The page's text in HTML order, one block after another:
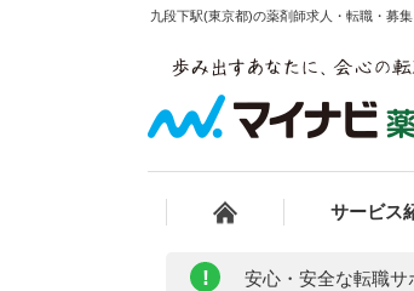
九段下駅(東京都)の薬剤師求人・転職・募
サービス
! 安心・安全な転職サ